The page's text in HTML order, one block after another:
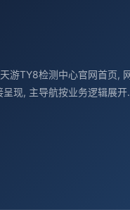
游TY8检测中心官网首页,
现, 主导航按业务逻辑展